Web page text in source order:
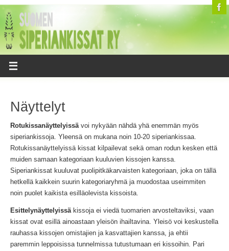
Näyttelyt
Rotukissanäyttelyissävoi nykyään nähdä yhä enemmän myös
siperiankissoja. Yleensä on mukana noin 10-20 siperiankissaa.
Rotukissanäyttelyissä kissat kilpailevat sekä oman rodun kesken että
muiden samaan kategoriaan kuuluvien kissojen kanssa.
Siperiankissat kuuluvat puolipitkäkarvaisten kategoriaan, joka on tällä
hetkellä kaikkein suurin kategoriaryhmä ja muodostaa useimmiten
noin puolet kaikista esilläolevista kissoista.
Esittelynäyttelyissäkissoja ei viedä tuomarien arvosteltaviksi, vaan
kissat ovat esillä ainoastaan yleisön ihailtavina. Yleisö voi keskustella
rauhassa kissojen omistajien ja kasvattajien kanssa, ja ehtii
paremmin leppoisissa tunnelmissa tutustumaan eri kissoihin. Pari